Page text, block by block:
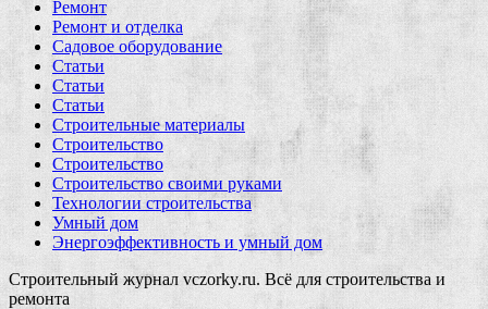
Ремонт
Ремонт и отделка
Садовое оборудование
Статьи
Статьи
Статьи
Строительные материалы
Строительство
Строительство
Строительство своими руками
Технологии строительства
Умный дом
Энергоэффективность и умный дом
Строительный журнал vczorky.ru. Всё для строительства и
ремонта